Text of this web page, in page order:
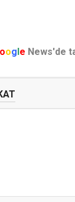
ogle News'de